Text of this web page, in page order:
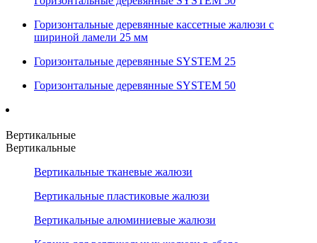
Горизонтальные деревянные кассетные жалюзи с
шириной ламели 25 мм
Горизонтальные деревянные SYSTEM 25
Горизонтальные деревянные SYSTEM 50
Вертикальные
Вертикальные
Вертикальные тканевые жалюзи
Вертикальные пластиковые жалюзи
Вертикальные алюминиевые жалюзи